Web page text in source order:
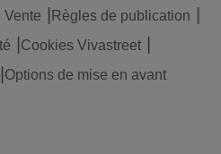
Vente
Règles de publication
Cookies Vivastreet
Options de mise en avant